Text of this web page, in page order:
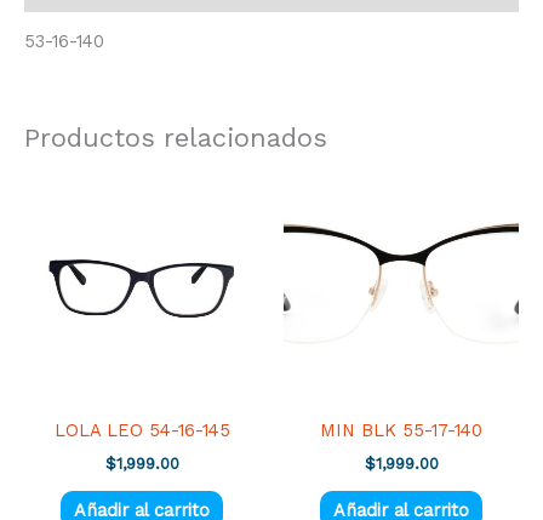
53-16-140
Productos relacionados
LOLA LEO 54-16-145
$1,999.00
Añadir al carrito
MIN BLK 55-17-140
$1,999.00
Añadir al carrito